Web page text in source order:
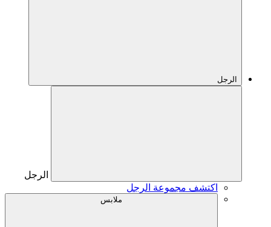
الرجل
اكتشف مجموعة الرجل